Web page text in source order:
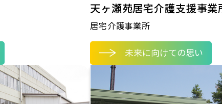
天ヶ瀬苑居宅介護支援事業
居宅介護事業所
未来に向けての思い